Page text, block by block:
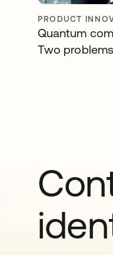
PRODUCT
Quantum
Two